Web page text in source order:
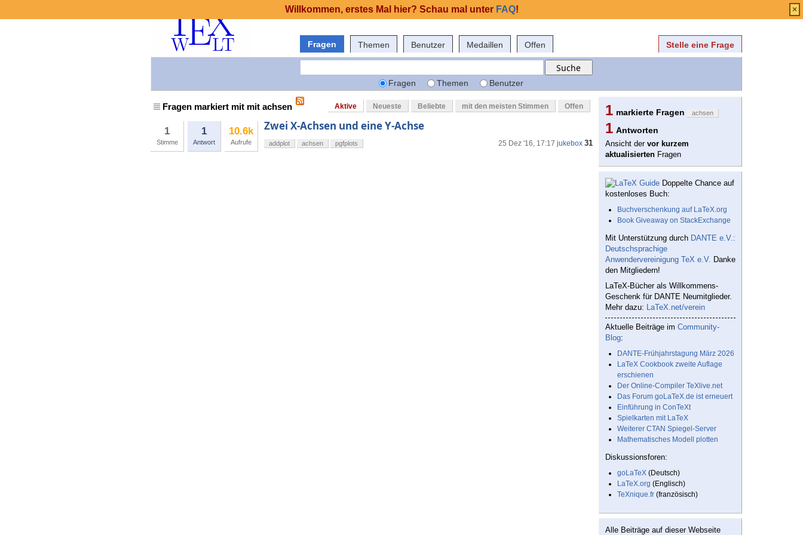
Fragen Themen Benutzer Medaillen Offen Stelle eine Frage
Fragen Themen Benutzer
Fragen markiert mit mit achsen Aktive Neueste Beliebte mit den meisten Stimmen Offen
1
Stimme
1
Antwort
10.6k
Aufrufe
Zwei X-Achsen und eine Y-Achse
25 Dez '16, 17:17 jukebox 31
addplot achsen pgfplots
1 markierte Fragen achsen
1 Antworten
Ansicht der vor kurzem
aktualisierten Fragen
Doppelte Chance auf
kostenloses Buch:
Buchverschenkung auf LaTeX.org
Book Giveaway on StackExchange
Mit Unterstützung durch DANTE e.V.:
Deutschsprachige
Anwendervereinigung TeX e.V. Danke
den Mitgliedern!
LaTeX-Bücher als Willkommens-
Geschenk für DANTE Neumitglieder.
Mehr dazu: LaTeX.net/verein
Aktuelle Beiträge im Community-
Blog:
DANTE-Frühjahrstagung März 2026
LaTeX Cookbook zweite Auflage
erschienen
Der Online-Compiler TeXlive.net
Das Forum goLaTeX.de ist erneuert
Einführung in ConTeXt
Spielkarten mit LaTeX
Weiterer CTAN Spiegel-Server
Mathematisches Modell plotten
Diskussionsforen:
goLaTeX (Deutsch)
LaTeX.org (Englisch)
TeXnique.fr (französisch)
Alle Beiträge auf dieser Webseite
Willkommen, erstes Mal hier? Schau mal unter FAQ! ×